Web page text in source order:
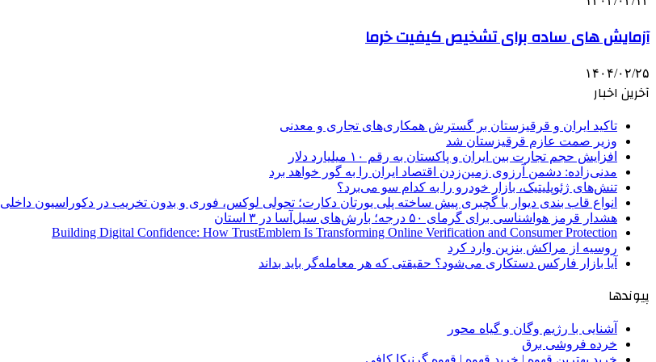
آزمایش های ساده برای تشخیص کیفیت خرما
۱۴۰۴/۰۲/۲۵
آخرین اخبار
تاکید ایران و قرقیزستان بر گسترش همکاری‌های تجاری و معدنی
وزیر صمت عازم قرقیزستان شد
افزایش حجم تجارت بین ایران و پاکستان به رقم ۱۰ میلیارد دلار
مدنی‌زاده: دشمن آرزوی زمین‌زدن اقتصاد ایران را به گور خواهد برد
تنش‌های ژئوپلیتیک، بازار خودرو را به کدام سو می‌برد؟
انواع قاب بندی دیوار با گچبری پیش ساخته پلی یورتان دکارت؛ تحولی لوکس، فوری و بدون تخریب در دکوراسیون داخلی
هشدار قرمز هواشناسی برای گرمای ۵۰ درجه؛ بارش‌های سیل‌آسا در ۳ استان
Building Digital Confidence: How TrustEmblem Is Transforming Online Verification and Consumer Protection
روسیه از مراکش بنزین وارد کرد
آیا بازار فارکس دستکاری می‌شود؟ حقیقتی که هر معامله‌گر باید بداند
پیوندها
آشنایی با رژیم وگان و گیاه محور
خرده فروشی برق